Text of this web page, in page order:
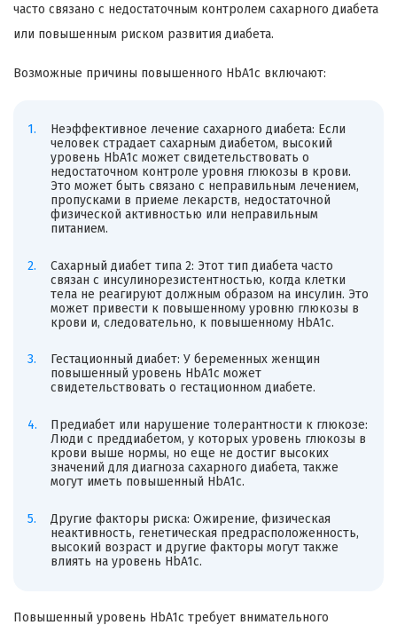
часто связано с недостаточным контролем сахарного диабета
или повышенным риском развития диабета.
Возможные причины повышенного HbA1c включают:
Неэффективное лечение сахарного диабета: Если
человек страдает сахарным диабетом, высокий
уровень HbA1c может свидетельствовать о
недостаточном контроле уровня глюкозы в крови.
Это может быть связано с неправильным лечением,
пропусками в приеме лекарств, недостаточной
физической активностью или неправильным
питанием.
Сахарный диабет типа 2: Этот тип диабета часто
связан с инсулинорезистентностью, когда клетки
тела не реагируют должным образом на инсулин. Это
может привести к повышенному уровню глюкозы в
крови и, следовательно, к повышенному HbA1c.
Гестационный диабет: У беременных женщин
повышенный уровень HbA1c может
свидетельствовать о гестационном диабете.
Предиабет или нарушение толерантности к глюкозе:
Люди с преддиабетом, у которых уровень глюкозы в
крови выше нормы, но еще не достиг высоких
значений для диагноза сахарного диабета, также
могут иметь повышенный HbA1c.
Другие факторы риска: Ожирение, физическая
неактивность, генетическая предрасположенность,
высокий возраст и другие факторы могут также
влиять на уровень HbA1c.
Повышенный уровень HbA1c требует внимательного